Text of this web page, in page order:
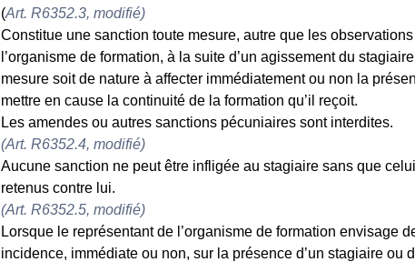
(Art. R6352.3, modifié)
Constitue une sanction toute mesure, autre que les
l’organisme de formation, à la suite d’un agissement du
mesure soit de nature à affecter immédiatement ou non la
mettre en cause la continuité de la formation qu’il reçoit.
Les amendes ou autres sanctions pécuniaires sont interdites.
(Art. R6352.4, modifié)
Aucune sanction ne peut être infligée au stagiaire sans que
retenus contre lui.
(Art. R6352.5, modifié)
Lorsque le représentant de l’organisme de formation envisage
incidence, immédiate ou non, sur la présence d’un stagiaire ou